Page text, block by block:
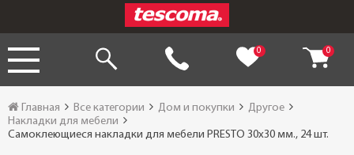
0 0
Главная Все категории Дом и покупки
Другое
Накладки для мебели
Самоклеющиеся накладки для мебели PRESTO 30x30 мм., 24 шт.